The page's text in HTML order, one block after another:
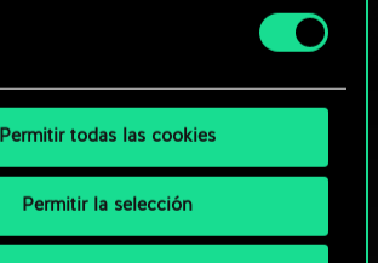
Permitir todas las cookies
Permitir la selección